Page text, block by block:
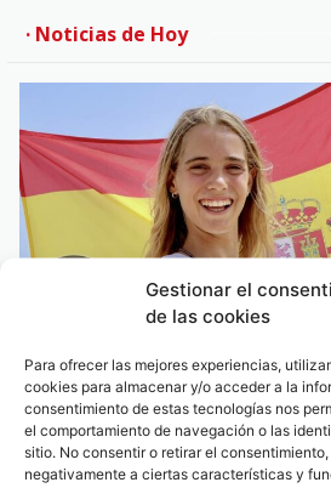
Gestionar el
de las cookies
Para ofrecer las mejores experiencias,
cookies para almacenar y/o acceder a la
consentimiento de estas tecnologías nos
el comportamiento de navegación o las
sitio. No consentir o retirar el
negativamente a ciertas características y
· Noticias de Hoy
La tarifeña Sofía Ginzinger: tercera
con solo 12 años